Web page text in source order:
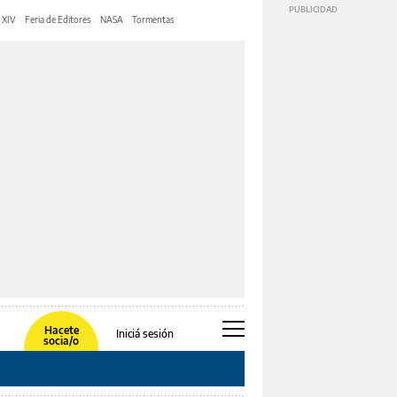
XIV Feria de Editores NASA Tormentas
Hacete
socia/o
Iniciá sesión